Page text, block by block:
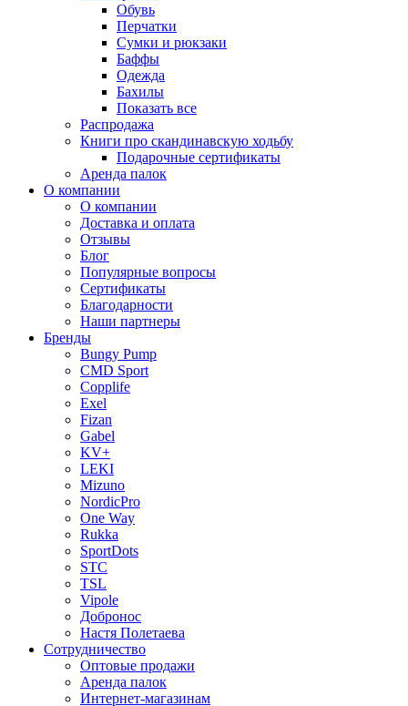
Обувь
Перчатки
Сумки и рюкзаки
Баффы
Одежда
Бахилы
Показать все
Распродажа
Книги про скандинавскую ходьбу
Подарочные сертификаты
Аренда палок
О компании
О компании
Доставка и оплата
Отзывы
Блог
Популярные вопросы
Сертификаты
Благодарности
Наши партнеры
Бренды
Bungy Pump
CMD Sport
Copplife
Exel
Fizan
Gabel
KV+
LEKI
Mizuno
NordicPro
One Way
Rukka
SportDots
STC
TSL
Vipole
Добронос
Настя Полетаева
Сотрудничество
Оптовые продажи
Аренда палок
Интернет-магазинам